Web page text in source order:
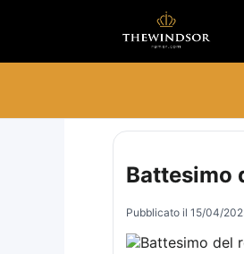
Battesimo
Pubblicato il 15/04/